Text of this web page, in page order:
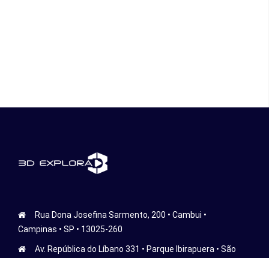
Rua Dona Josefina Sarmento, 200 • Cambui •
Campinas • SP • 13025-260
Av. República do Líbano 331 • Parque Ibirapuera • São